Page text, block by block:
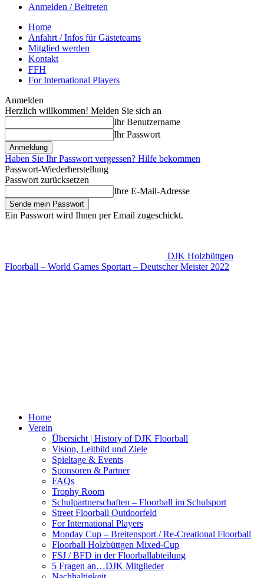
Anmelden / Beitreten
Home
Anfahrt / Infos für Gästeteams
Mitglied werden
Kontakt
FFH
For International Players
Anmelden
Herzlich willkommen! Melden Sie sich an
Ihr Benutzername
Ihr Passwort
Haben Sie Ihr Passwort vergessen? Hilfe bekommen
Passwort-Wiederherstellung
Passwort zurücksetzen
Ihre E-Mail-Adresse
Ein Passwort wird Ihnen per Email zugeschickt.
DJK Holzbüttgen
Floorball – World Games Sportart – Deutscher Meister 2022
Home
Verein
Übersicht | History of DJK Floorball
Vision, Leitbild und Ziele
Spieltage & Events
Sponsoren & Partner
FAQs
Trophy Room
Schulpartnerschaften – Floorball im Schulsport
Street Floorball Outdoorfeld
For International Players
Monday Cup – Breitensport / Re-Creational Floorball
Floorball Holzbüttgen Mixed-Cup
FSJ / BFD in der Floorballabteilung
5 Fragen an…DJK Mitglieder